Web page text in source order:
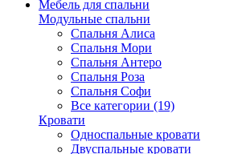
Мебель для спальни
Модульные спальни
Спальня Алиса
Спальня Мори
Спальня Антеро
Спальня Роза
Спальня Софи
Все категории (19)
Кровати
Односпальные кровати
Двуспальные кровати